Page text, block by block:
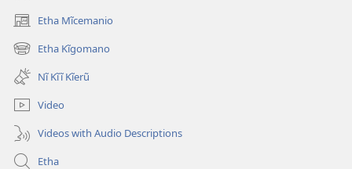
Etha Mĩcemanio
(opens
new
window)
Etha Kĩgomano
(opens
new
window)
Nĩ Kĩĩ Kĩerũ
Video
Videos with Audio Descriptions
Etha